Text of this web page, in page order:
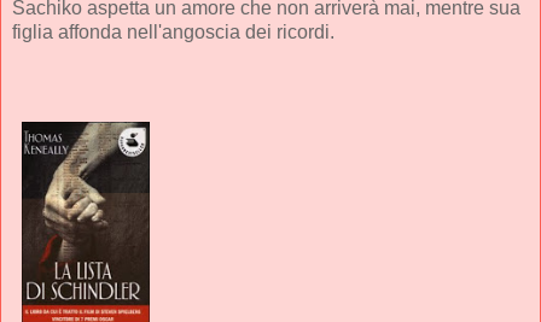
Sachiko aspetta un amore che non arriverà mai, mentre sua
figlia affonda nell'angoscia dei ricordi.